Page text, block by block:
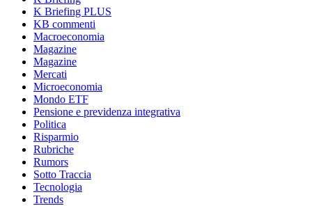
K Briefing PLUS
KB commenti
Macroeconomia
Magazine
Magazine
Mercati
Microeconomia
Mondo ETF
Pensione e previdenza integrativa
Politica
Risparmio
Rubriche
Rumors
Sotto Traccia
Tecnologia
Trends